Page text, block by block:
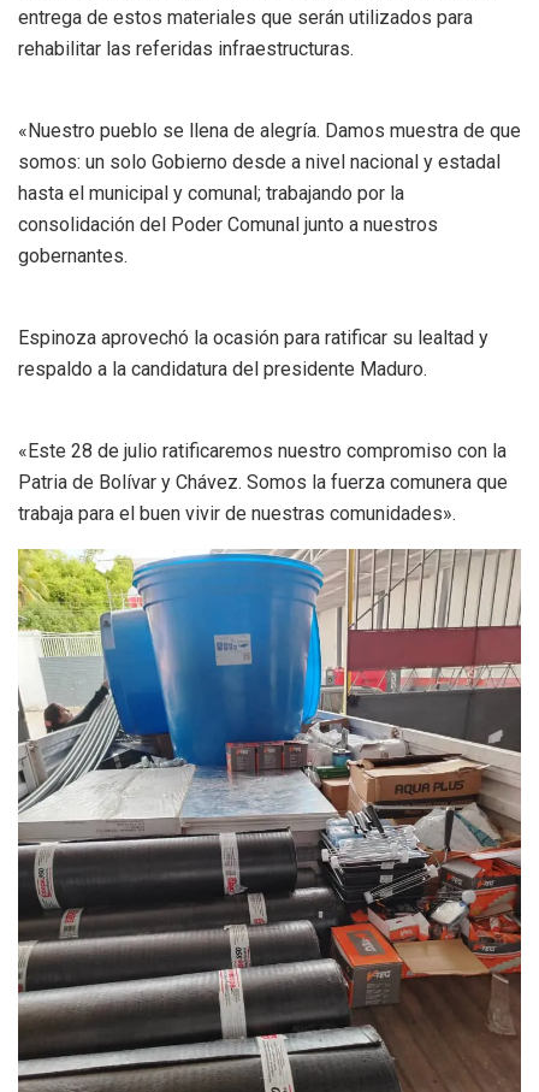
entrega de estos materiales que serán utilizados para
rehabilitar las referidas infraestructuras.
«Nuestro pueblo se llena de alegría. Damos muestra de que
somos: un solo Gobierno desde a nivel nacional y estadal
hasta el municipal y comunal; trabajando por la
consolidación del Poder Comunal junto a nuestros
gobernantes.
Espinoza aprovechó la ocasión para ratificar su lealtad y
respaldo a la candidatura del presidente Maduro.
«Este 28 de julio ratificaremos nuestro compromiso con la
Patria de Bolívar y Chávez. Somos la fuerza comunera que
trabaja para el buen vivir de nuestras comunidades».